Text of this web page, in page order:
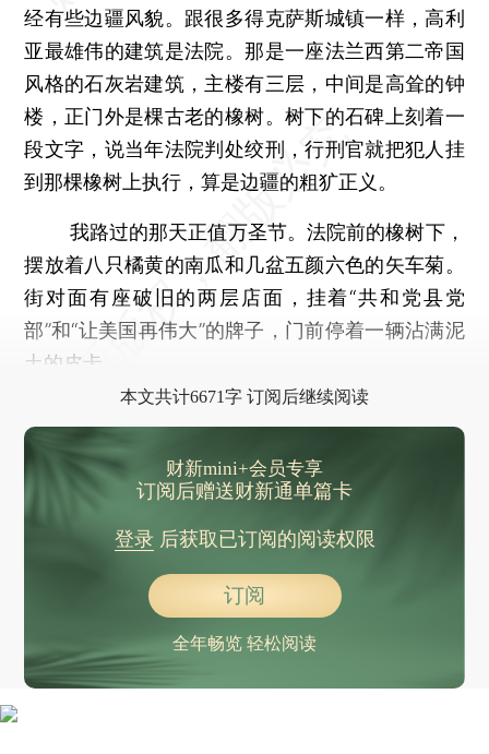
经有些边疆风貌。跟很多得克萨斯城镇一样，高利
亚最雄伟的建筑是法院。那是一座法兰西第二帝国
风格的石灰岩建筑，主楼有三层，中间是高耸的钟
楼，正门外是棵古老的橡树。树下的石碑上刻着一
段文字，说当年法院判处绞刑，行刑官就把犯人挂
到那棵橡树上执行，算是边疆的粗犷正义。
我路过的那天正值万圣节。法院前的橡树下，
摆放着八只橘黄的南瓜和几盆五颜六色的矢车菊。
街对面有座破旧的两层店面，挂着“共和党县党
部”和“让美国再伟大”的牌子，门前停着一辆沾满泥
土的皮卡。
本文共计6671字 订阅后继续阅读
财新mini+会员专享
订阅后赠送财新通单篇卡
登录后获取已订阅的阅读权限
订阅
全年畅览 轻松阅读